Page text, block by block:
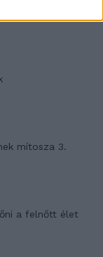
mítosza 3.
a felnőtt élet